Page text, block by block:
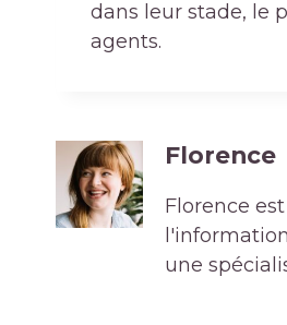
dans leur stade, le
agents.
Florence
Florence
une